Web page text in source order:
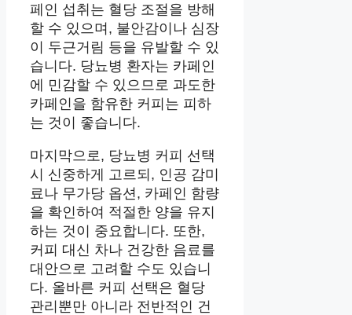
페인 섭취는 혈당 조절을 방해
할 수 있으며, 불안감이나 심장
이 두근거림 등을 유발할 수 있
습니다. 당뇨병 환자는 카페인
에 민감할 수 있으므로 과도한
카페인을 함유한 커피는 피하
는 것이 좋습니다.
마지막으로, 당뇨병 커피 선택
시 신중하게 고르되, 인공 감미
료나 무가당 옵션, 카페인 함량
을 확인하여 적절한 양을 유지
하는 것이 중요합니다. 또한,
커피 대신 차나 건강한 음료를
대안으로 고려할 수도 있습니
다. 올바른 커피 선택은 혈당
관리뿐만 아니라 전반적인 건